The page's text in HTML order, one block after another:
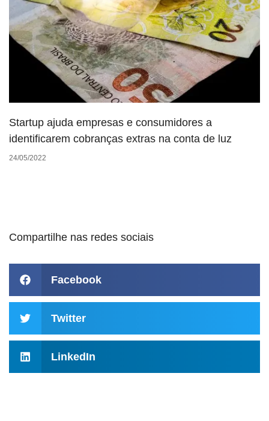
Startup ajuda empresas e consumidores a
identificarem cobranças extras na conta de luz
24/05/2022
Compartilhe nas redes sociais
Facebook
Twitter
LinkedIn